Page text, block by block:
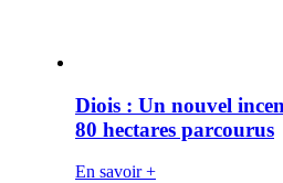
Diois : Un nouvel
80 hectares parcourus
En savoir +